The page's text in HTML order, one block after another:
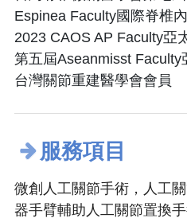
Espinea Faculty國際脊椎
2023 CAOS AP Faculty亞
第五屆Aseanmisst Faculty
台灣關節重建醫學會會員
服務項目
微創人工關節手術，人工
器手臂輔助人工關節置換